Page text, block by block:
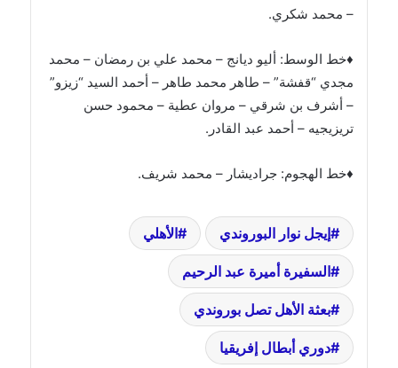
– محمد شكري.
♦خط الوسط: أليو ديانج – محمد علي بن رمضان – محمد
مجدي “قفشة” – طاهر محمد طاهر – أحمد السيد “زيزو”
– أشرف بن شرقي – مروان عطية – محمود حسن
تريزيجيه – أحمد عبد القادر.
♦خط الهجوم: جراديشار – محمد شريف.
إيجل نوار البوروندي الأهلي
السفيرة أميرة عبد الرحيم
بعثة الأهل تصل بوروندي
دوري أبطال إفريقيا